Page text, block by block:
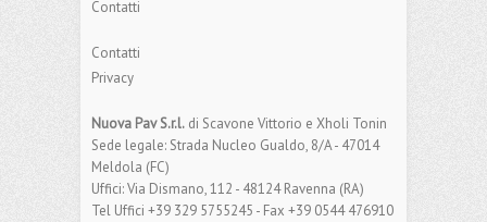
Contatti
Contatti
Privacy
Nuova Pav S.r.l. di Scavone Vittorio e Xholi Tonin
Sede legale: Strada Nucleo Gualdo, 8/A - 47014
Meldola (FC)
Uffici: Via Dismano, 112 - 48124 Ravenna (RA)
Tel Uffici +39 329 5755245 - Fax +39 0544 476910